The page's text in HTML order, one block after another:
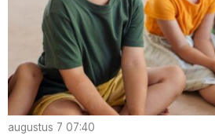
augustus 7 07:40